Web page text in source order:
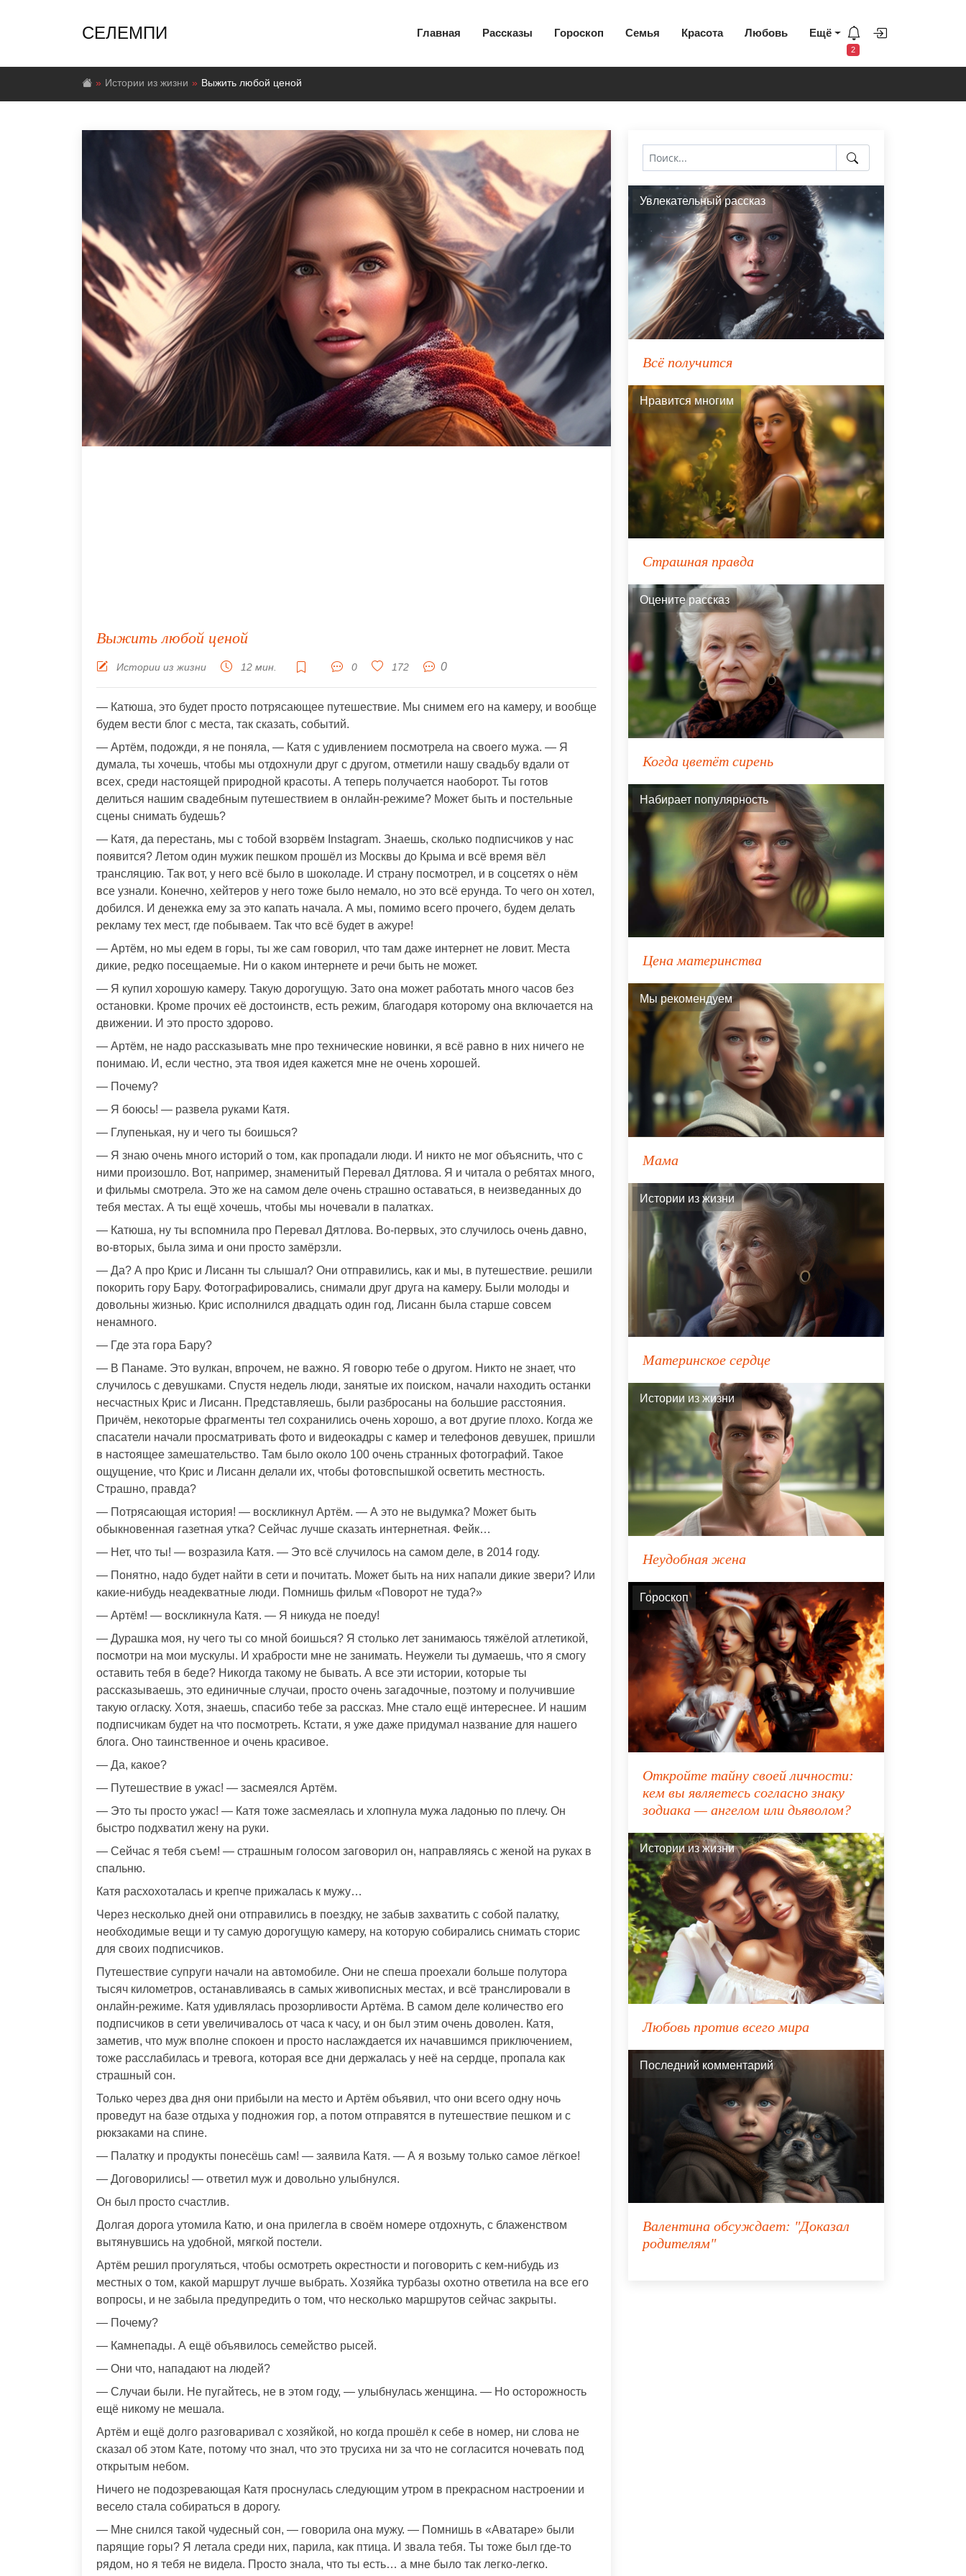
СЕЛЕМПИ Главная Рассказы Гороскоп Семья Красота Любовь Ещё
2
Истории из жизни Выжить любой ценой
Выжить любой ценой
Истории из жизни 12 мин. 0 172 0
— Катюша, это будет просто потрясающее путешествие. Мы снимем его на камеру, и вообще
будем вести блог с места, так сказать, событий.
— Артём, подожди, я не поняла, — Катя с удивлением посмотрела на своего мужа. — Я
думала, ты хочешь, чтобы мы отдохнули друг с другом, отметили нашу свадьбу вдали от
всех, среди настоящей природной красоты. А теперь получается наоборот. Ты готов
делиться нашим свадебным путешествием в онлайн-режиме? Может быть и постельные
сцены снимать будешь?
— Катя, да перестань, мы с тобой взорвём Instagram. Знаешь, сколько подписчиков у нас
появится? Летом один мужик пешком прошёл из Москвы до Крыма и всё время вёл
трансляцию. Так вот, у него всё было в шоколаде. И страну посмотрел, и в соцсетях о нём
все узнали. Конечно, хейтеров у него тоже было немало, но это всё ерунда. То чего он хотел,
добился. И денежка ему за это капать начала. А мы, помимо всего прочего, будем делать
рекламу тех мест, где побываем. Так что всё будет в ажуре!
— Артём, но мы едем в горы, ты же сам говорил, что там даже интернет не ловит. Места
дикие, редко посещаемые. Ни о каком интернете и речи быть не может.
— Я купил хорошую камеру. Такую дорогущую. Зато она может работать много часов без
остановки. Кроме прочих её достоинств, есть режим, благодаря которому она включается на
движении. И это просто здорово.
— Артём, не надо рассказывать мне про технические новинки, я всё равно в них ничего не
понимаю. И, если честно, эта твоя идея кажется мне не очень хорошей.
— Почему?
— Я боюсь! — развела руками Катя.
— Глупенькая, ну и чего ты боишься?
— Я знаю очень много историй о том, как пропадали люди. И никто не мог объяснить, что с
ними произошло. Вот, например, знаменитый Перевал Дятлова. Я и читала о ребятах много,
и фильмы смотрела. Это же на самом деле очень страшно оставаться, в неизведанных до
тебя местах. А ты ещё хочешь, чтобы мы ночевали в палатках.
— Катюша, ну ты вспомнила про Перевал Дятлова. Во-первых, это случилось очень давно,
во-вторых, была зима и они просто замёрзли.
— Да? А про Крис и Лисанн ты слышал? Они отправились, как и мы, в путешествие. решили
покорить гору Бару. Фотографировались, снимали друг друга на камеру. Были молоды и
довольны жизнью. Крис исполнился двадцать один год, Лисанн была старше совсем
ненамного.
— Где эта гора Бару?
— В Панаме. Это вулкан, впрочем, не важно. Я говорю тебе о другом. Никто не знает, что
случилось с девушками. Спустя недель люди, занятые их поиском, начали находить останки
несчастных Крис и Лисанн. Представляешь, были разбросаны на большие расстояния.
Причём, некоторые фрагменты тел сохранились очень хорошо, а вот другие плохо. Когда же
спасатели начали просматривать фото и видеокадры с камер и телефонов девушек, пришли
в настоящее замешательство. Там было около 100 очень странных фотографий. Такое
ощущение, что Крис и Лисанн делали их, чтобы фотовспышкой осветить местность.
Страшно, правда?
— Потрясающая история! — воскликнул Артём. — А это не выдумка? Может быть
обыкновенная газетная утка? Сейчас лучше сказать интернетная. Фейк…
— Нет, что ты! — возразила Катя. — Это всё случилось на самом деле, в 2014 году.
— Понятно, надо будет найти в сети и почитать. Может быть на них напали дикие звери? Или
какие-нибудь неадекватные люди. Помнишь фильм «Поворот не туда?»
— Артём! — воскликнула Катя. — Я никуда не поеду!
— Дурашка моя, ну чего ты со мной боишься? Я столько лет занимаюсь тяжёлой атлетикой,
посмотри на мои мускулы. И храбрости мне не занимать. Неужели ты думаешь, что я смогу
оставить тебя в беде? Никогда такому не бывать. А все эти истории, которые ты
рассказываешь, это единичные случаи, просто очень загадочные, поэтому и получившие
такую огласку. Хотя, знаешь, спасибо тебе за рассказ. Мне стало ещё интереснее. И нашим
подписчикам будет на что посмотреть. Кстати, я уже даже придумал название для нашего
блога. Оно таинственное и очень красивое.
— Да, какое?
— Путешествие в ужас! — засмеялся Артём.
— Это ты просто ужас! — Катя тоже засмеялась и хлопнула мужа ладонью по плечу. Он
быстро подхватил жену на руки.
— Сейчас я тебя съем! — страшным голосом заговорил он, направляясь с женой на руках в
спальню.
Катя расхохоталась и крепче прижалась к мужу…
Через несколько дней они отправились в поездку, не забыв захватить с собой палатку,
необходимые вещи и ту самую дорогущую камеру, на которую собирались снимать сторис
для своих подписчиков.
Путешествие супруги начали на автомобиле. Они не спеша проехали больше полутора
тысяч километров, останавливаясь в самых живописных местах, и всё транслировали в
онлайн-режиме. Катя удивлялась прозорливости Артёма. В самом деле количество его
подписчиков в сети увеличивалось от часа к часу, и он был этим очень доволен. Катя,
заметив, что муж вполне спокоен и просто наслаждается их начавшимся приключением,
тоже расслабилась и тревога, которая все дни держалась у неё на сердце, пропала как
страшный сон.
Только через два дня они прибыли на место и Артём объявил, что они всего одну ночь
проведут на базе отдыха у подножия гор, а потом отправятся в путешествие пешком и с
рюкзаками на спине.
— Палатку и продукты понесёшь сам! — заявила Катя. — А я возьму только самое лёгкое!
— Договорились! — ответил муж и довольно улыбнулся.
Он был просто счастлив.
Долгая дорога утомила Катю, и она прилегла в своём номере отдохнуть, с блаженством
вытянувшись на удобной, мягкой постели.
Артём решил прогуляться, чтобы осмотреть окрестности и поговорить с кем-нибудь из
местных о том, какой маршрут лучше выбрать. Хозяйка турбазы охотно ответила на все его
вопросы, и не забыла предупредить о том, что несколько маршрутов сейчас закрыты.
— Почему?
— Камнепады. А ещё объявилось семейство рысей.
— Они что, нападают на людей?
— Случаи были. Не пугайтесь, не в этом году, — улыбнулась женщина. — Но осторожность
ещё никому не мешала.
Артём и ещё долго разговаривал с хозяйкой, но когда прошёл к себе в номер, ни слова не
сказал об этом Кате, потому что знал, что это трусиха ни за что не согласится ночевать под
открытым небом.
Ничего не подозревающая Катя проснулась следующим утром в прекрасном настроении и
весело стала собираться в дорогу.
— Мне снился такой чудесный сон, — говорила она мужу. — Помнишь в «Аватаре» были
парящие горы? Я летала среди них, парила, как птица. И звала тебя. Ты тоже был где-то
рядом, но я тебя не видела. Просто знала, что ты есть… а мне было так легко-легко.
Увлекательный рассказ
Всё получится
Нравится многим
Страшная правда
Оцените рассказ
Когда цветёт сирень
Набирает популярность
Цена материнства
Мы рекомендуем
Мама
Истории из жизни
Материнское сердце
Истории из жизни
Неудобная жена
Гороскоп
Откройте тайну своей личности:
кем вы являетесь согласно знаку
зодиака — ангелом или дьяволом?
Истории из жизни
Любовь против всего мира
Последний комментарий
Валентина обсуждает: "Доказал
родителям"